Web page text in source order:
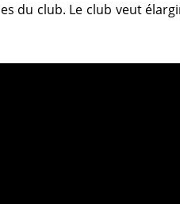
du club. Le club veut